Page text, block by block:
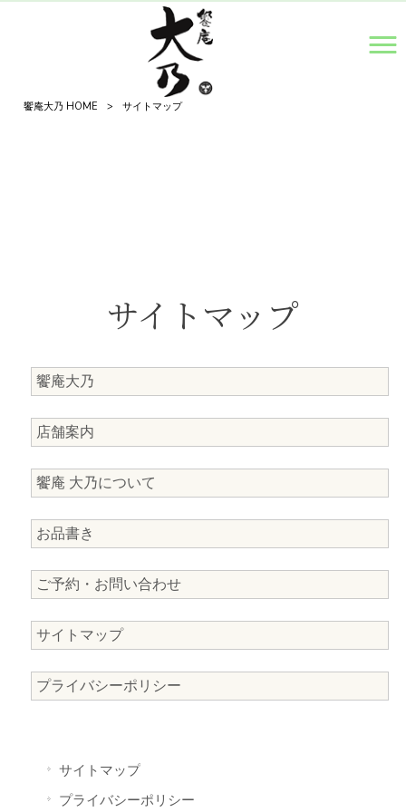
饗庵大乃 HOME > サイトマップ
サイトマップ
饗庵大乃
店舗案内
饗庵 大乃について
お品書き
ご予約・お問い合わせ
サイトマップ
プライバシーポリシー
サイトマップ
プライバシーポリシー